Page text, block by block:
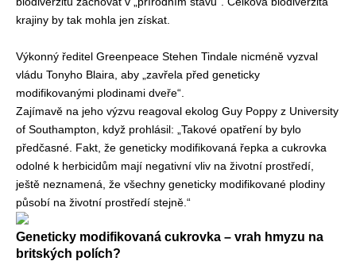
krajiny by tak mohla jen získat.
Výkonný ředitel Greenpeace Stehen Tindale nicméně vyzval
vládu Tonyho Blaira, aby „zavřela před geneticky
modifikovanými plodinami dveře“.
Zajímavě na jeho výzvu reagoval ekolog Guy Poppy z University
of Southampton, když prohlásil: „Takové opatření by bylo
předčasné. Fakt, že geneticky modifikovaná řepka a cukrovka
odolné k herbicidům mají negativní vliv na životní prostředí,
ještě neznamená, že všechny geneticky modifikované plodiny
působí na životní prostředí stejně.“
Geneticky modifikovaná cukrovka – vrah hmyzu na
britských polích?